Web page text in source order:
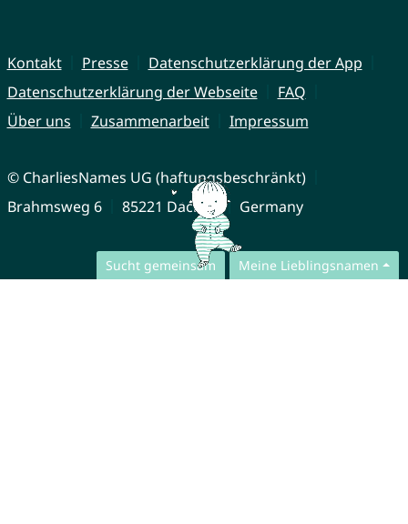
Sucht gemeinsam Meine Lieblingsnamen
Kontakt Presse
Datenschutzerklärung der App
Datenschutzerklärung der Webseite
FAQ
Über uns
Zusammenarbeit Impressum
© CharliesNames UG (haftungsbeschränkt)
Brahmsweg 6
85221 Dachau Germany